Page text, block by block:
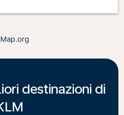
destinazioni di